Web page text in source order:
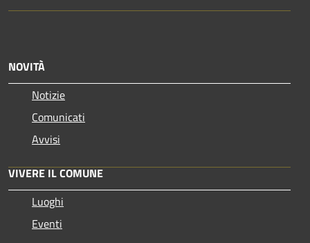
NOVITÀ
Notizie
Comunicati
Avvisi
VIVERE IL COMUNE
Luoghi
Eventi